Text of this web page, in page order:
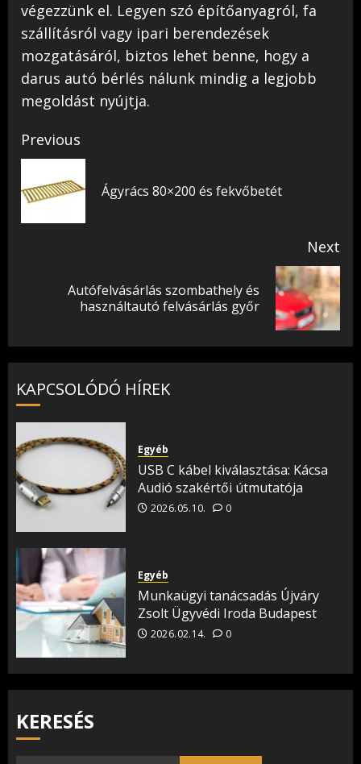
végezzünk el. Legyen szó építőanyagról, fa
szállításról vagy ipari berendezések
mozgatásáról, biztos lehet benne, hogy a
darus autó bérlés nálunk mindig a legjobb
megoldást nyújtja.
Post
navigation
Previous
Ágyrács 80×200 és fekvőbetét
Next
Autófelvásárlás szombathely és
használtautó felvásárlás győr
KAPCSOLÓDÓ HÍREK
Egyéb
USB C kábel kiválasztása: Kácsa
Audió szakértői útmutatója
2026.05.10. 0
Egyéb
Munkaügyi tanácsadás Újváry
Zsolt Ügyvédi Iroda Budapest
2026.02.14. 0
KERESÉS